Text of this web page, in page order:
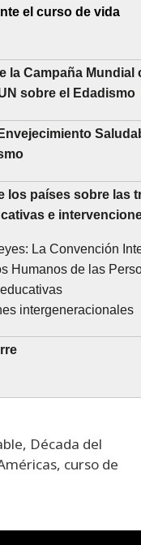
el curso de vida
la Campaña
sobre el Edadismo
los países sobre las
e
La Convención
Humanos de las
intergeneracionales
Década del
curso de